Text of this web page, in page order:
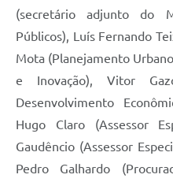
(secretário adjunto do
Públicos), Luís Fernando
Mota (Planejamento
e Inovação), Vitor
Desenvolvimento
Hugo Claro (Assessor
Gaudêncio (Assessor
Pedro Galhardo